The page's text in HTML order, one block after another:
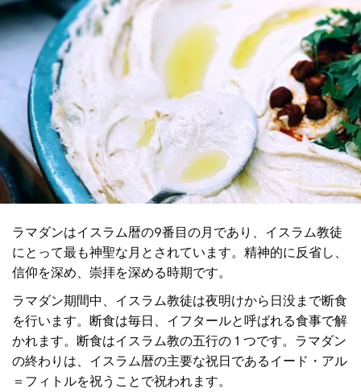
ラマダンはイスラム暦の9番目の月であり、イスラム教徒
にとって最も神聖な月とされています。精神的に反省し、
信仰を深め、崇拝を深める時期です。
ラマダン期間中、イスラム教徒は夜明けから日没まで断食
を行います。断食は毎日、イフタールと呼ばれる食事で解
かれます。断食はイスラム教の五行の 1 つです。ラマダン
の終わりは、イスラム暦の主要な祝日であるイード・アル
＝フィトルを祝うことで祝われます。